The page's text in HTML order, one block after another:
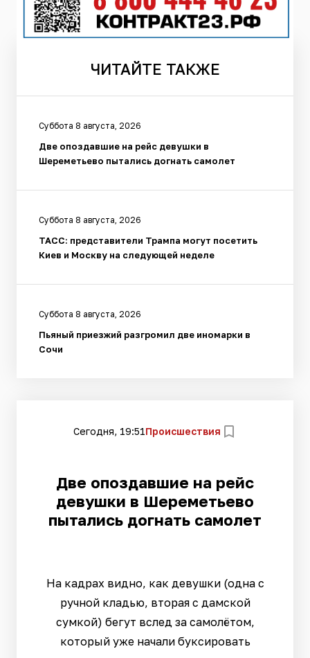
ЧИТАЙТЕ ТАКЖЕ
Суббота 8 августа, 2026
Две опоздавшие на рейс девушки в
Шереметьево пытались догнать самолет
Суббота 8 августа, 2026
ТАСС: представители Трампа могут посетить
Киев и Москву на следующей неделе
Суббота 8 августа, 2026
Пьяный приезжий разгромил две иномарки в
Сочи
Сегодня, 19:51Происшествия
Две опоздавшие на рейс
девушки в Шереметьево
пытались догнать самолет
На кадрах видно, как девушки (одна с
ручной кладью, вторая с дамской
сумкой) бегут вслед за самолётом,
который уже начали буксировать